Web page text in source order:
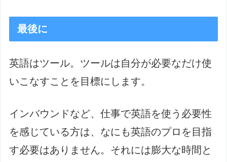
最後に
英語はツール。ツールは自分が必要なだけ使
いこなすことを目標にします。
インバウンドなど、仕事で英語を使う必要性
を感じている方は、なにも英語のプロを目指
す必要はありません。それには膨大な時間と